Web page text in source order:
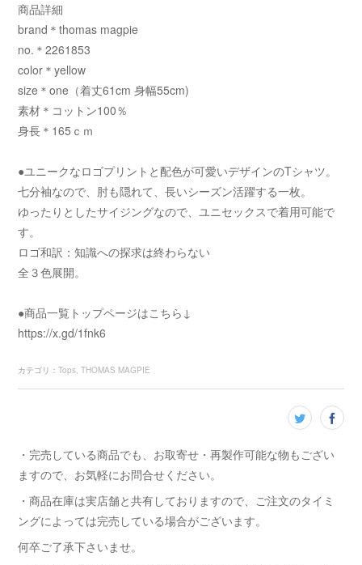
商品詳細
brand＊thomas magpie
no.＊2261853
color＊yellow
size＊one（着丈61cm 身幅55cm)
素材＊コットン100％
身長＊165ｃｍ
●ユニークなロゴプリントと配色が可愛いデザインのTシャツ。
七分袖なので、肘も隠れて、長いシーズン活躍する一枚。
ゆったりとしたサイジングなので、ユニセックスで着用可能で
す。
ロゴ和訳：知識への探求は終わらない
全３色展開。
●商品一覧トップページはこちら↓
https://x.gd/1fnk6
カテゴリ ：Tops THOMAS MAGPIE
・完売している商品でも、お取寄せ・再製作可能な物もござい
ますので、お気軽にお問合せください。
・商品在庫は実店舗と共有しておりますので、ご注文のタイミ
ングによっては完売している場合がございます。
何卒ご了承下さいませ。